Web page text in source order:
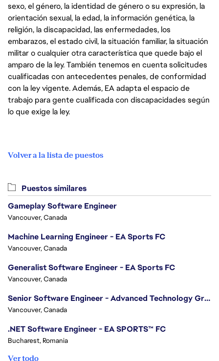
sexo, el género, la identidad de género o su expresión, la
orientación sexual, la edad, la información genética, la
religión, la discapacidad, las enfermedades, los
embarazos, el estado civil, la situación familiar, la situación
militar o cualquier otra característica que quede bajo el
amparo de la ley. También tenemos en cuenta solicitudes
cualificadas con antecedentes penales, de conformidad
con la ley vigente. Además, EA adapta el espacio de
trabajo para gente cualificada con discapacidades según
lo que exige la ley.
Volver a la lista de puestos
Puestos similares
Gameplay Software Engineer
Vancouver, Canada
Machine Learning Engineer - EA Sports FC
Vancouver, Canada
Generalist Software Engineer - EA Sports FC
Vancouver, Canada
Senior Software Engineer - Advanced Technology Group
Vancouver, Canada
.NET Software Engineer - EA SPORTS™ FC
Bucharest, Romania
Ver todo